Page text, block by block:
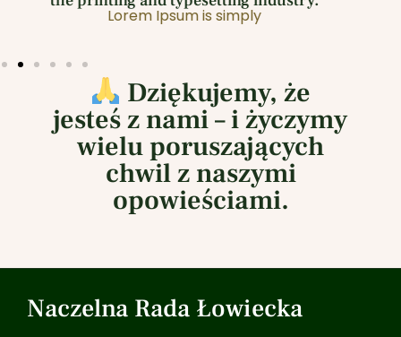
Lorem Ipsum is simply
Dziękujemy, że
jesteś z nami – i życzymy
wielu poruszających
chwil z naszymi
opowieściami.
Naczelna Rada Łowiecka